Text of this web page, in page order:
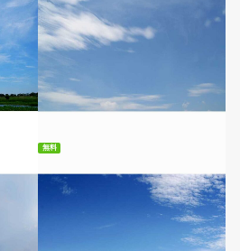
無料ダウンロード
無料